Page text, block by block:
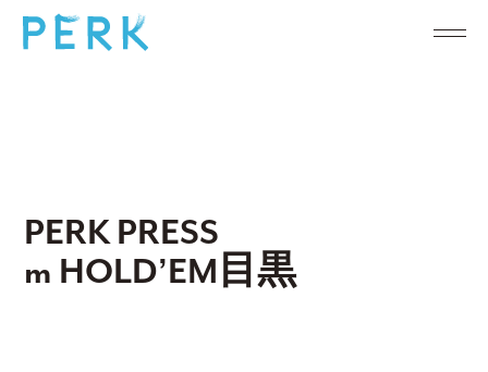
PERK PRESS
m HOLD’EM目黒